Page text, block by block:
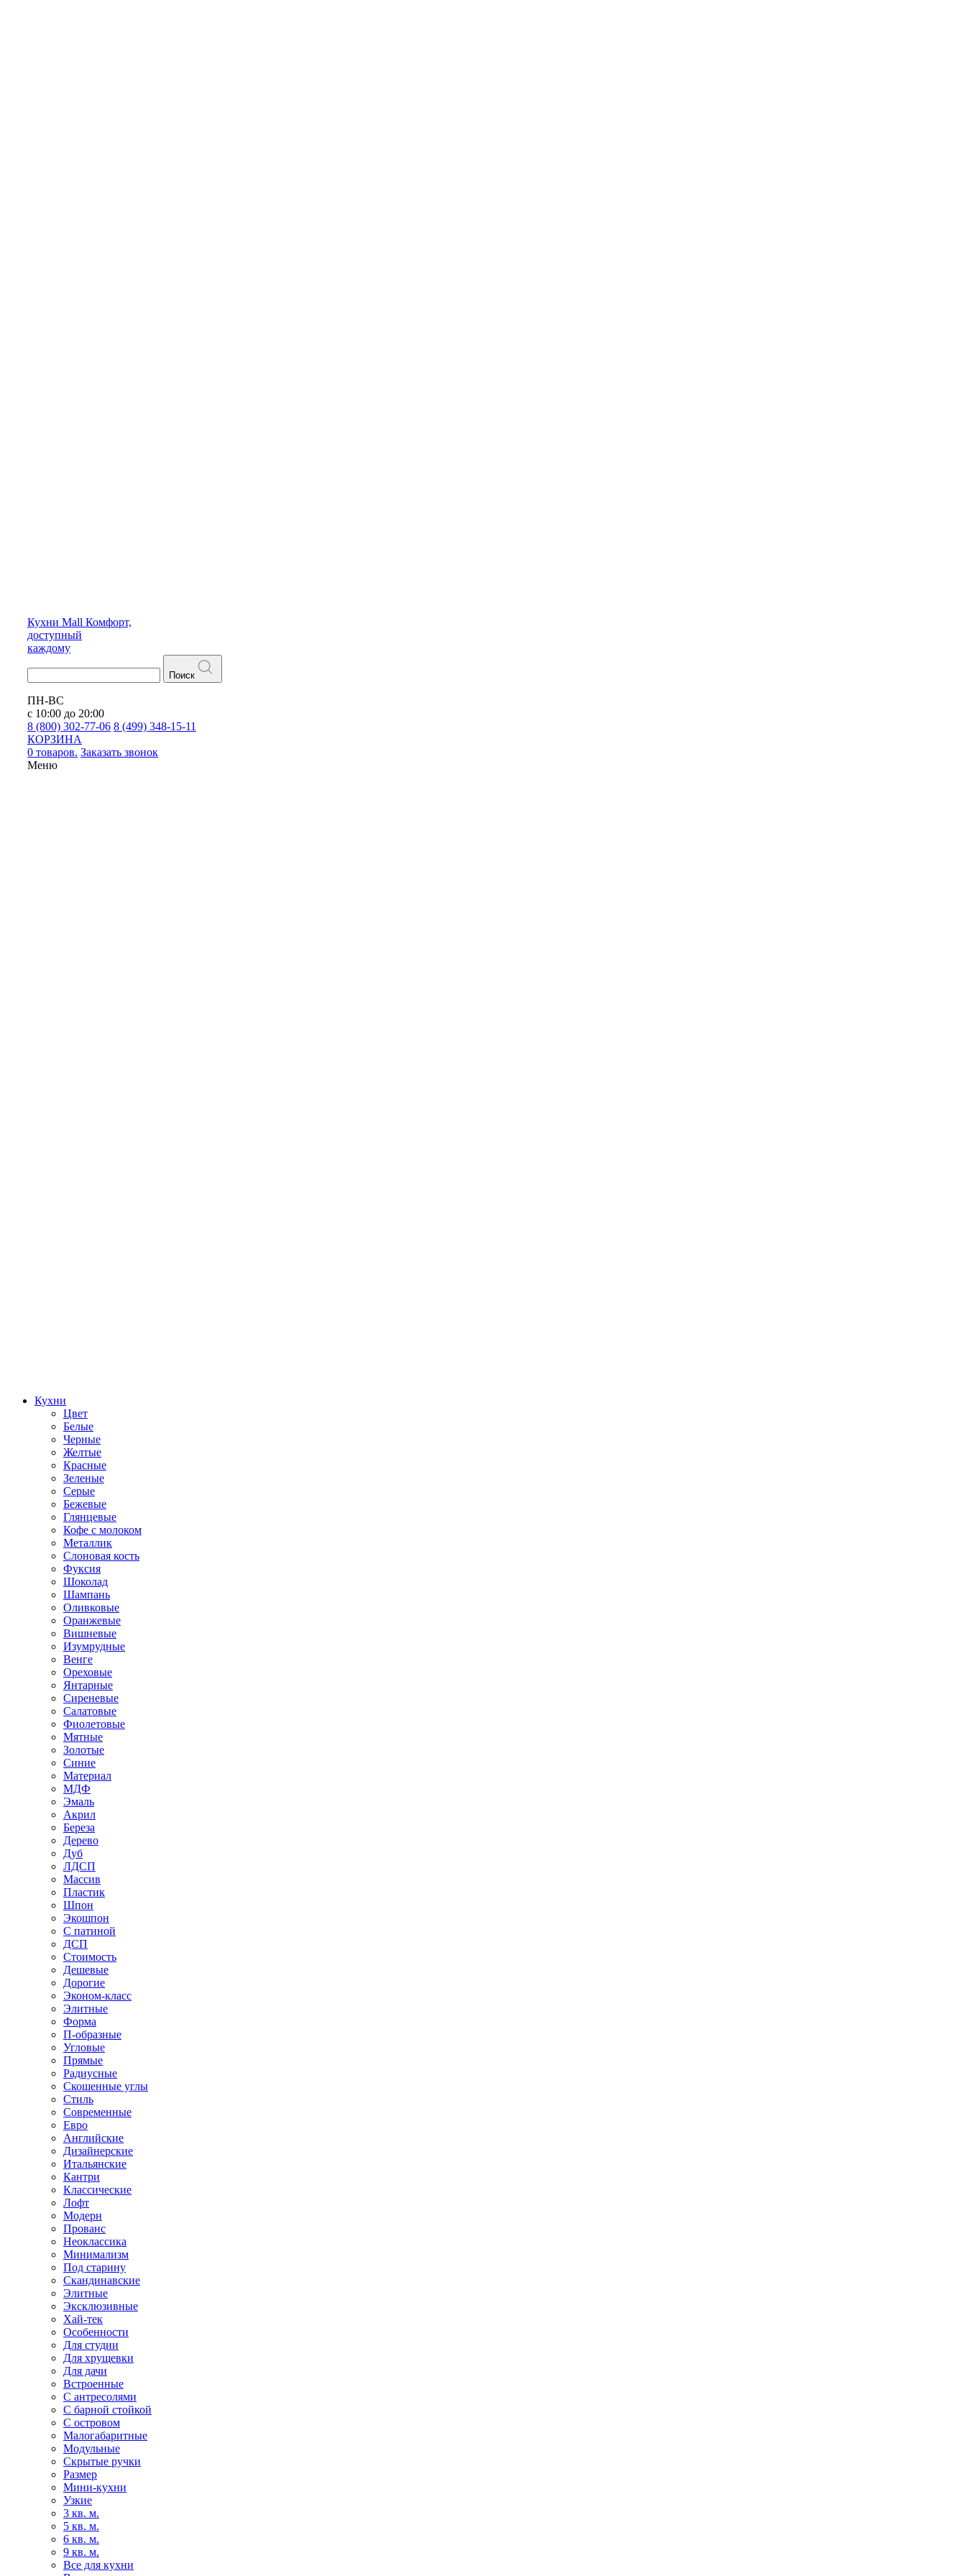
Кухни Mall Комфорт,
доступный
каждому
Поиск
ПН-ВС
с 10:00 до 20:00
8 (800) 302-77-06 8 (499) 348-15-11
КОРЗИНА
0 товаров. Заказать звонок
Меню
Кухни
Цвет
Белые
Черные
Желтые
Красные
Зеленые
Серые
Бежевые
Глянцевые
Кофе с молоком
Металлик
Слоновая кость
Фуксия
Шоколад
Шампань
Оливковые
Оранжевые
Вишневые
Изумрудные
Венге
Ореховые
Янтарные
Сиреневые
Салатовые
Фиолетовые
Мятные
Золотые
Синие
Материал
МДФ
Эмаль
Акрил
Береза
Дерево
Дуб
ЛДСП
Массив
Пластик
Шпон
Экошпон
С патиной
ДСП
Стоимость
Дешевые
Дорогие
Эконом-класс
Элитные
Форма
П-образные
Угловые
Прямые
Радиусные
Скошенные углы
Стиль
Современные
Евро
Английские
Дизайнерские
Итальянские
Кантри
Классические
Лофт
Модерн
Прованс
Неоклассика
Минимализм
Под старину
Скандинавские
Элитные
Эксклюзивные
Хай-тек
Особенности
Для студии
Для хрущевки
Для дачи
Встроенные
С антресолями
С барной стойкой
С островом
Малогабаритные
Модульные
Скрытые ручки
Размер
Мини-кухни
Узкие
3 кв. м.
5 кв. м.
6 кв. м.
9 кв. м.
Все для кухни